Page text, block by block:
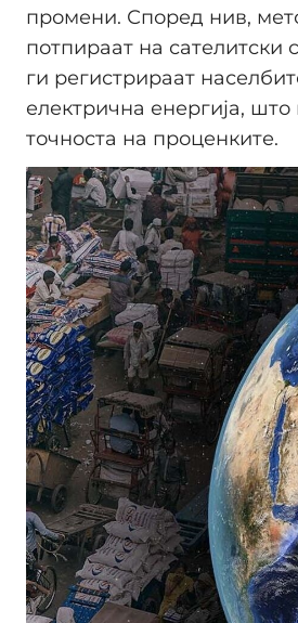
промени. Според нив,
потпираат на сателитски
ги регистрираат
електрична енергија, што
точноста на проценките.